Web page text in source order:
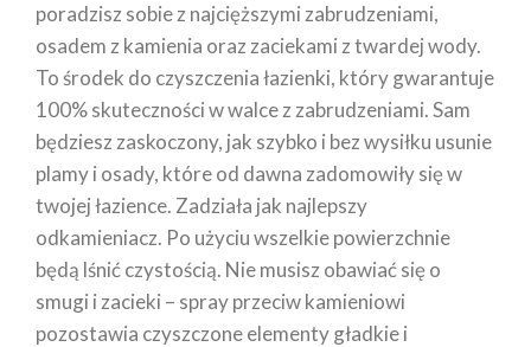
poradzisz sobie z najcięższymi zabrudzeniami,
osadem z kamienia oraz zaciekami z twardej wody.
To środek do czyszczenia łazienki, który gwarantuje
100% skuteczności w walce z zabrudzeniami. Sam
będziesz zaskoczony, jak szybko i bez wysiłku usunie
plamy i osady, które od dawna zadomowiły się w
twojej łazience. Zadziała jak najlepszy
odkamieniacz. Po użyciu wszelkie powierzchnie
będą lśnić czystością. Nie musisz obawiać się o
smugi i zacieki – spray przeciw kamieniowi
pozostawia czyszczone elementy gładkie i